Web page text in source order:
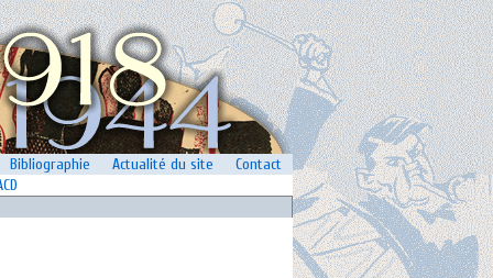
Bibliographie Actualité du site
Contact